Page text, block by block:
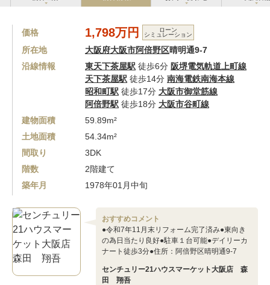
価格 1,798万円 ローン
シミュレーション
所在地 大阪府大阪市阿倍野区晴明通9-7
沿線情報
東天下茶屋駅 徒歩6分 阪堺電気軌道上町線
天下茶屋駅 徒歩14分 南海電鉄南海本線
昭和町駅 徒歩17分 大阪市御堂筋線
阿倍野駅 徒歩18分 大阪市谷町線
建物面積
59.89m²
土地面積
54.34m²
間取り
3DK
階数
2階建て
築年月
1978年01月中旬
おすすめコメント
●令和7年11月末リフォーム完了済み●東向き
の為日当たり良好●駐車１台可能●デイリーカ
ナート徒歩3分●住所：阿倍野区晴明通9-7
センチュリー21ハウスマーケット大阪店 森
田 翔吾